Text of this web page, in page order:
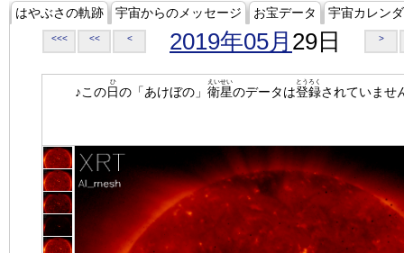
はやぶさの軌跡 宇宙からのメッセージ お宝データ 宇宙カレン
<<< << < 2019年05月 29日 >
♪この日
ひ
の「あけぼの」 衛星
えいせい
のデータは登録
とうろく
されていませ